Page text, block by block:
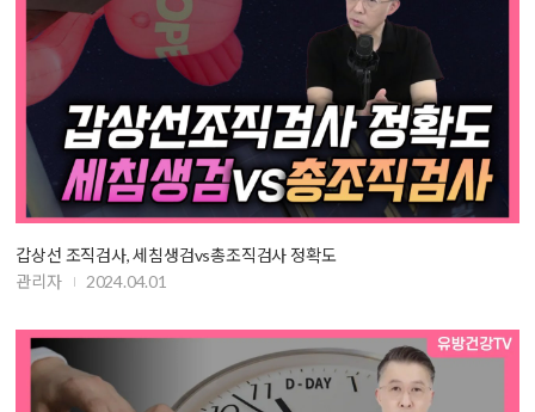
갑상선 조직검사, 세침생검vs총조직검사 정확도
관리자
2024.04.01